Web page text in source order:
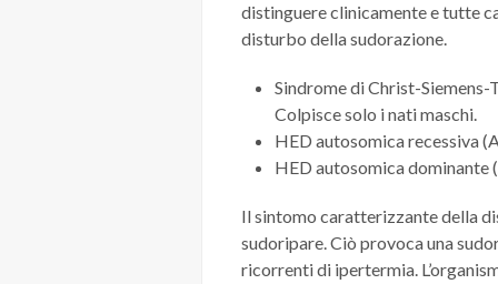
distinguere clinicamente e tutte
disturbo della sudorazione.
Sindrome di Christ-Siemens-
Colpisce solo i nati maschi.
HED autosomica recessiva
HED autosomica dominante
Il sintomo caratterizzante della
sudoripare. Ciò provoca una
ricorrenti di ipertermia.